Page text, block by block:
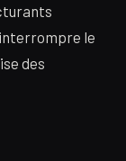
le
des